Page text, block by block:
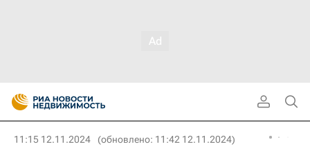
11:15 12.11.2024 (обновлено: 11:42 12.11.2024)